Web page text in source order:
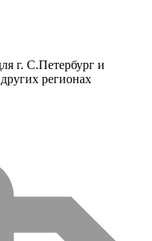
г. С.Петербург и
регионах